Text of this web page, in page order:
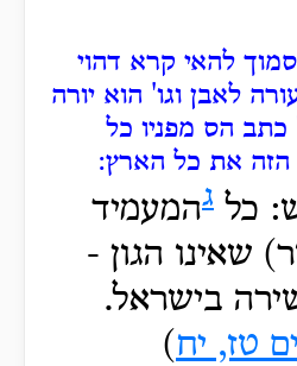
להאי קרא דהוי
לאבן וגו' הוא יורה
כתב הס מפניו כל
הזה את כל הארץ:
כל גהמעמיד
שאינו הגון -
בישראל.
טז, יח)